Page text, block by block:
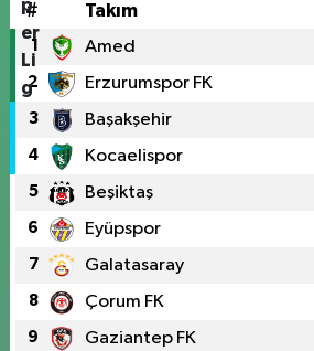
# Takım
1 Amed
2 Erzurumspor FK
3 Başakşehir
4 Kocaelispor
5 Beşiktaş
6 Eyüpspor
7 Galatasaray
8 Çorum FK
9 Gaziantep FK